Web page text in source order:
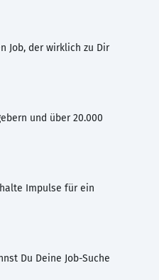
Job, der wirklich zu Dir
und über 20.000
Impulse für ein
Du Deine Job-Suche